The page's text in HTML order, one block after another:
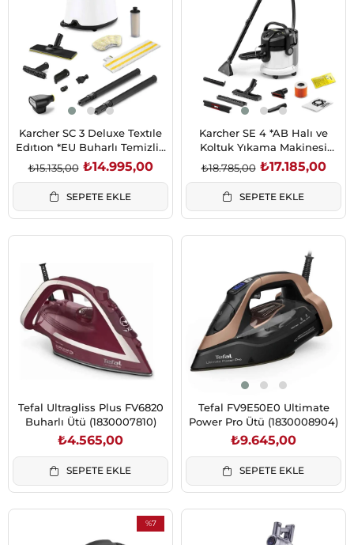
%1İndirim
Karcher SC 3 Deluxe Textıle
Edıtıon *EU Buharlı Temizlik
Makinesi (1.513-435.0)
₺14.995,00
₺15.135,00
SEPETE EKLE
Karcher SE 4 *AB Halı ve
Koltuk Yıkama Makinesi
(1.081-150.0)
₺17.185,00
₺18.785,00
SEPETE EKLE
Tefal Ultragliss Plus FV6820
Buharlı Ütü (1830007810)
₺4.565,00
SEPETE EKLE
Tefal FV9E50E0 Ultimate
Power Pro Ütü (1830008904)
₺9.645,00
SEPETE EKLE
%7